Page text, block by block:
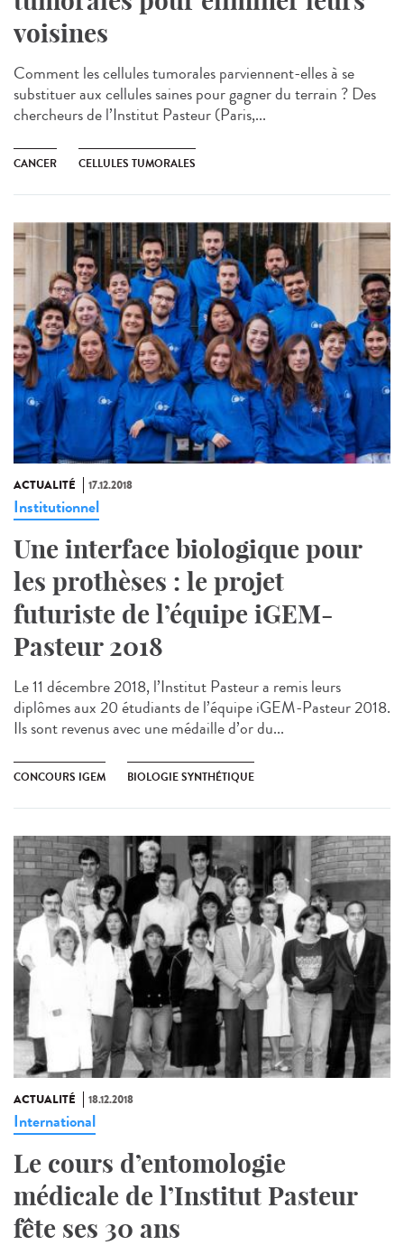
voisines
Comment les cellules tumorales parviennent-elles à se
substituer aux cellules saines pour gagner du terrain ? Des
chercheurs de l’Institut Pasteur (Paris,...
CANCER CELLULES TUMORALES
ACTUALITÉ 17.12.2018
Institutionnel
Une interface biologique pour
les prothèses : le projet
futuriste de l’équipe iGEM-
Pasteur 2018
Le 11 décembre 2018, l’Institut Pasteur a remis leurs
diplômes aux 20 étudiants de l’équipe iGEM-Pasteur 2018.
Ils sont revenus avec une médaille d’or du...
CONCOURS IGEM BIOLOGIE SYNTHÉTIQUE
ACTUALITÉ 18.12.2018
International
Le cours d’entomologie
médicale de l’Institut Pasteur
fête ses 30 ans